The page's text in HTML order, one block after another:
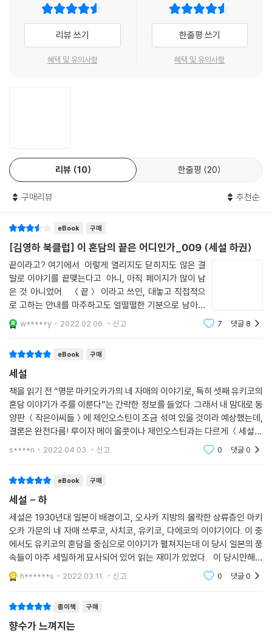
니자키 준이치로. 전범이 될 만한 빼어난 필치가 백미를 이루는 그의 작품
세계는 독보적인 탐미주의와 파격적인 에로티즘뿐 아니라 전통 문화에 대
한 조예 등 다양한 면모가 담겨 있어 명실공히 일본 근대 문학을 대표하는
거장으로 꼽힌다. 『세설』은 그의 대표작 중 하나로, 다니자키 준이치로가
여성들의 삶과 결
는 한 명문가 네 딸들의 이야기를 담고 있다. 이야기는 혼기를 놓친 셋째 유
들의 면면과, 계절의 변화에 따라 흘러가는 그들 삶의 정경을 어떤 사건보
다도 흥미롭게 펼쳐 보인다. 작가는 잔잔하고 섬세한 필치로 서로 다른 네
자매가 이루는 대비, 그리고 그들 사이에 흐르는 미묘한 감정들과 끈끈한
유대를 그려 낸다. 이렇듯 네 자매를 비롯한 다양한 여성들의 사고방식, 화
법, 일상, 암묵적인 규율 등을 세세하게 묘사함으로써 다니자키 준이치로
는 잘 다뤄지지 않던 여성 문화를 소설의 중심으로 끌고 와 새롭게 조명한
다.
작품에는 제2차 세계 대전과 같은 당시의 복잡한 정세도 얼핏얼핏 나타나
지만, 그보다는 계절의 변화, 간사이 지방 특유의 문화나 정취 등이 사람들
이야기 못지않게 소설의 한 축을 이루며 유려하게 펼쳐진다. 속절없이 흘
러가는 아름다운 자연과 그에 따른 사시사철의 풍속을 애정 어린 시선으로
포착한 이 정교한 풍속화는 일본 전통 문화에 대한 다니자키 준이치로의
각별한 애정을 드러낸다. 다니자키 준이치로는 이 작품으로 아사히 문화
상, 마이니치 출판문화상을 받고, 이듬해 정부로부터 문화 훈장을 수여받
으면서 국민적인 작가의 반열에 올랐다.
리뷰 쓰기
혜택 및 유의사항
한줄평 쓰기
혜택 및 유의사항
리뷰 10 한줄평 20
구매리뷰 추천순
eBook 구매
[김영하 북클럽] 이 혼담의 끝은 어디인가_009 (세설 하권)
끝이라고? 여기에서 이렇게 열리지도 닫히지도 않은 결
말로 이야기를 끝맺는다고 아니, 아직 페이지가 많이 남
은 것 아니었어 ＜끝＞ 이라고 쓰인, 대놓고 직접적으
로 고하는 안내를 마주하고도 얼떨떨한 기분으로 남아있
는 페이지들을 뒤적거리니, 평론과 역자 해설, 저자의 연
보 그리고 주석 등이 이어진다. 목차를 확인하지 않고 이
w*****y 2022.02.06. 신고 7 댓글 8
eBook 구매
세설
책을 읽기 전 “명문 마키오카가의 네 자매의 이야기로, 특히 셋째 유키코의
혼담 이야기가 주를 이룬다”는 간략한 정보를 들었다. 그래서 내 맘대로 동
양판 ＜작은아씨들＞에 제인오스틴이 조금 섞여 있을 것이라 예상했는데,
결론은 완전다름! 루이자 메이 올콧이나 제인오스틴과는 다르게 ＜세설＞
의 작가는 남성이다. 그래서 내가 왠지 비슷할 것이라 넘겨짚었던 작품들
s****n 2022.04.03. 신고 0 댓글0
eBook 구매
세설 - 하
세설은 1930년대 일본이 배경이고, 오사카 지방의 몰락한 상류층인 마키
오카 가문의 네 자매 쓰루코, 사치코, 유키코, 다에코의 이야기이다. 이 중
에서도 유키코의 혼담을 중심으로 이야기가 펼쳐지는데 이 당시 일본의 풍
속들이 아주 세밀하게 묘사되어 있어 읽는 재미가 있었다. 이 당시만해도
여성들의 문화를 소설에 전면적으로 내세운 작품이 거의 없는 것으로 알고
있는데.. 계
h******s 2022.03.11. 신고 0 댓글0
종이책 구매
향수가 느껴지는